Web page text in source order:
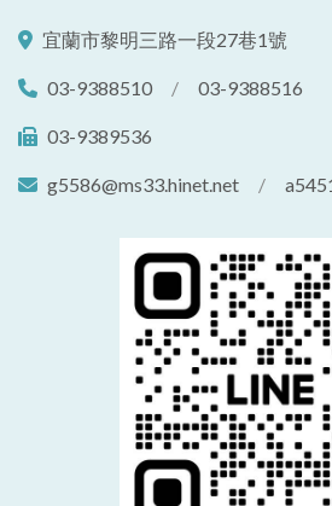
宜蘭市黎明三路一段27巷1號
03-9388510 / 03-9388516
03-9389536
g5586@ms33.hinet.net /